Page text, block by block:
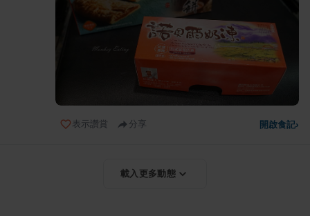
表示讚賞 分享 開啟食記›
載入更多動態